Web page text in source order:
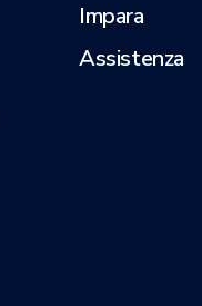
Impara
Assistenza